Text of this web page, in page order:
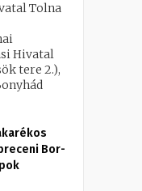
Tolna
Hivatal
tere 2.),
Bor-